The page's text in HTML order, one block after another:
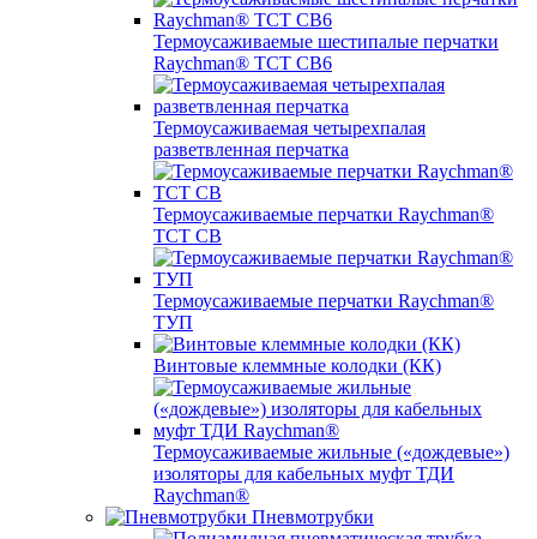
Термоусаживаемые шестипалые перчатки
Raychman® ТСТ СВ6
Термоусаживаемая четырехпалая
разветвленная перчатка
Термоусаживаемые перчатки Raychman®
TCT CB
Термоусаживаемые перчатки Raychman®
ТУП
Винтовые клеммные колодки (КК)
Термоусаживаемые жильные («дождевые»)
изоляторы для кабельных муфт ТДИ
Raychman®
Пневмотрубки